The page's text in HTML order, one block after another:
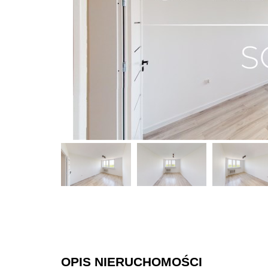
OPIS NIERUCHOMOŚCI